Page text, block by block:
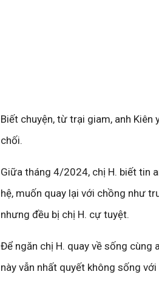
Biết chuyện, từ trại giam, anh
chối.
Giữa tháng 4/2024, chị H. biết tin
hệ, muốn quay lại với chồng như
nhưng đều bị chị H. cự tuyệt.
Để ngăn chị H. quay về sống cùng
này vẫn nhất quyết không sống